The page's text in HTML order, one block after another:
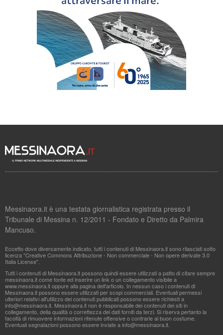
Messinaora.it è una testata giornalistica registrata presso il
Tribunale di Messina n. 12/2011 - Fondato e Diretto da Palmira
Mancuso.
Eccetto dove diversamente indicato, tutti i contenuti di Messinaora.it sono rilasciati sotto
licenza "Creative Commons Attribuzione - Non commerciale - Non opere derivate 3.0
Italia License".
Tutti i contenuti di Messinaora.it possono quindi essere utilizzati a patto di citare sempre
messinaora.it come fonte ed inserire un link o un collegamento visibile a
www.messinaora.it oppure alla pagina dell'articolo. In nessun caso i contenuti di
Messinaora.it possono essere utilizzati per scopi commerciali. Eventuali permessi
ulteriori relativi all'utilizzo dei contenuti pubblicati possono essere richiesti a
info@messinaora.it . Messinaora.it non è responsabile dei contenuti dei siti in
collegamento, della qualità o correttezza dei dati forniti da terzi. Si riserva pertanto la
facoltà di rimuovere informazioni ritenute offensive o contrarie al buon costume.
Eventuali segnalazioni possono essere inviate ainfo@messinaora.it